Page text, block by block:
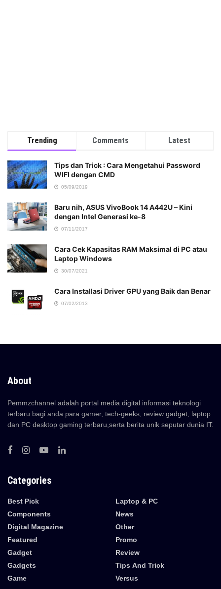
Trending Comments Latest
Tips dan Trick : Cara Mengetahui Password
WIFI dengan CMD
05/09/2019
Baru nih, ASUS VivoBook 14 A442U – Kini
dengan Intel Generasi ke-8
07/11/2017
Cara Cek Kapasitas RAM Maksimal di PC atau
Laptop Windows
30/07/2021
Cara Installasi Driver GPU yang Baik dan Benar
07/02/2013
About
Pemmzchannel adalah portal media digital informasi teknologi
terbaru bagi anda para gamer, tech-geeks, review gadget, laptop
dan PC desktop gaming terbaru,serta berita unik seputar dunia IT.
Categories
Best Pick
Components
Digital Magazine
Featured
Gadget
Gadgets
Game
Laptop & PC
News
Other
Promo
Review
Tips And Trick
Versus